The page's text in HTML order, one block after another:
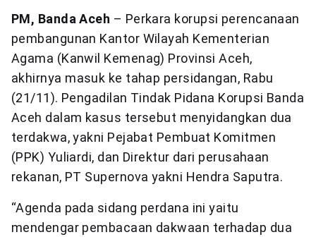
PM, Banda Aceh – Perkara korupsi perencanaan
pembangunan Kantor Wilayah Kementerian
Agama (Kanwil Kemenag) Provinsi Aceh,
akhirnya masuk ke tahap persidangan, Rabu
(21/11). Pengadilan Tindak Pidana Korupsi Banda
Aceh dalam kasus tersebut menyidangkan dua
terdakwa, yakni Pejabat Pembuat Komitmen
(PPK) Yuliardi, dan Direktur dari perusahaan
rekanan, PT Supernova yakni Hendra Saputra.
“Agenda pada sidang perdana ini yaitu
mendengar pembacaan dakwaan terhadap dua